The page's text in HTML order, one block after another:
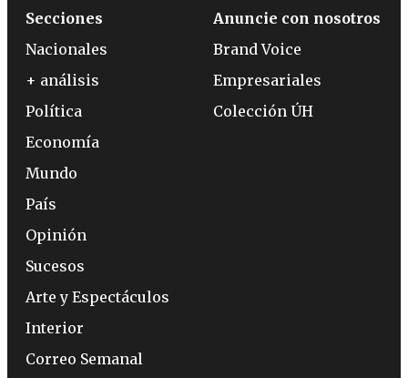
Secciones
Nacionales
+ análisis
Política
Economía
Mundo
País
Opinión
Sucesos
Arte y Espectáculos
Interior
Correo Semanal
Anuncie con nosotros
Brand Voice
Empresariales
Colección ÚH